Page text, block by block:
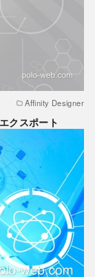
Affinity Designer
クスポート